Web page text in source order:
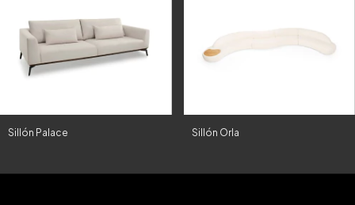
Sillón Palace Sillón Orla